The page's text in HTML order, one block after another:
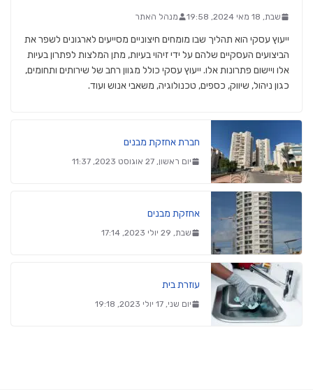
שבת, 18 מאי 2024, 19:58 מנהל האתר
ייעוץ עסקי הוא תהליך שבו מומחים חיצוניים מסייעים לארגונים לשפר את
הביצועים העסקיים שלהם על ידי זיהוי בעיות, מתן המלצות לפתרון בעיות
אלו ויישום פתרונות אלו. ייעוץ עסקי כולל מגוון רחב של שירותים ותחומים,
כגון ניהול, שיווק, כספים, טכנולוגיה, משאבי אנוש ועוד.
חברת אחזקת מבנים
יום ראשון, 27 אוגוסט 2023, 11:37
אחזקת מבנים
שבת, 29 יולי 2023, 17:14
עוזרת בית
יום שני, 17 יולי 2023, 19:18